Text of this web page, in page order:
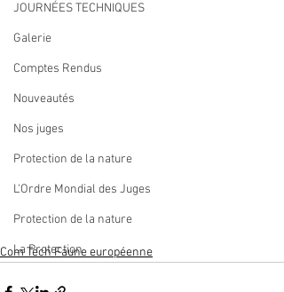
JOURNÉES TECHNIQUES
Galerie
Comptes Rendus
Nouveautés
Nos juges
Protection de la nature
L'Ordre Mondial des Juges
Protection de la nature
La Protection
Com Tech Faune européenne